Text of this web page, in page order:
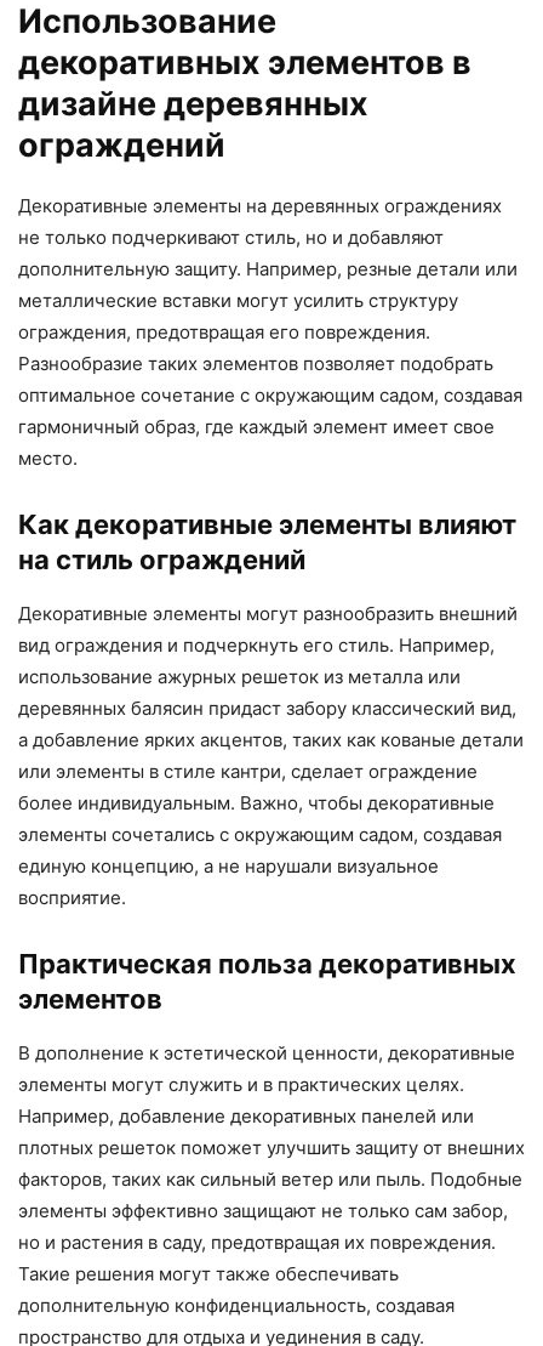
Использование
декоративных элементов в
дизайне деревянных
ограждений
Декоративные элементы на деревянных ограждениях
не только подчеркивают стиль, но и добавляют
дополнительную защиту. Например, резные детали или
металлические вставки могут усилить структуру
ограждения, предотвращая его повреждения.
Разнообразие таких элементов позволяет подобрать
оптимальное сочетание с окружающим садом, создавая
гармоничный образ, где каждый элемент имеет свое
место.
Как декоративные элементы влияют
на стиль ограждений
Декоративные элементы могут разнообразить внешний
вид ограждения и подчеркнуть его стиль. Например,
использование ажурных решеток из металла или
деревянных балясин придаст забору классический вид,
а добавление ярких акцентов, таких как кованые детали
или элементы в стиле кантри, сделает ограждение
более индивидуальным. Важно, чтобы декоративные
элементы сочетались с окружающим садом, создавая
единую концепцию, а не нарушали визуальное
восприятие.
Практическая польза декоративных
элементов
В дополнение к эстетической ценности, декоративные
элементы могут служить и в практических целях.
Например, добавление декоративных панелей или
плотных решеток поможет улучшить защиту от внешних
факторов, таких как сильный ветер или пыль. Подобные
элементы эффективно защищают не только сам забор,
но и растения в саду, предотвращая их повреждения.
Такие решения могут также обеспечивать
дополнительную конфиденциальность, создавая
пространство для отдыха и уединения в саду.